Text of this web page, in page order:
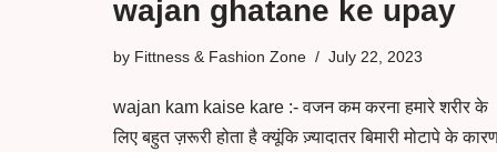
wajan ghatane ke upay
by Fittness & Fashion Zone July 22, 2023
wajan kam kaise kare :- वजन कम करना हमारे शरीर के
लिए बहुत ज़रूरी होता है क्यूंकि ज़्यादातर बिमारी मोटापे के